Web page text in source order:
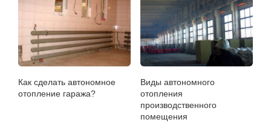
Как сделать автономное
отопление гаража?
Виды автономного
отопления
производственного
помещения